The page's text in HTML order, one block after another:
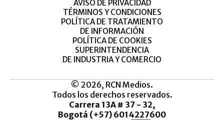
AVISO DE PRIVACIDAD
TÉRMINOS Y CONDICIONES
POLÍTICA DE TRATAMIENTO
DE INFORMACIÓN
POLÍTICA DE COOKIES
SUPERINTENDENCIA
DE INDUSTRIA Y COMERCIO
© 2026, RCN Medios.
Todos los derechos reservados.
Carrera 13A # 37 - 32,
Bogotá (+57) 6014227600